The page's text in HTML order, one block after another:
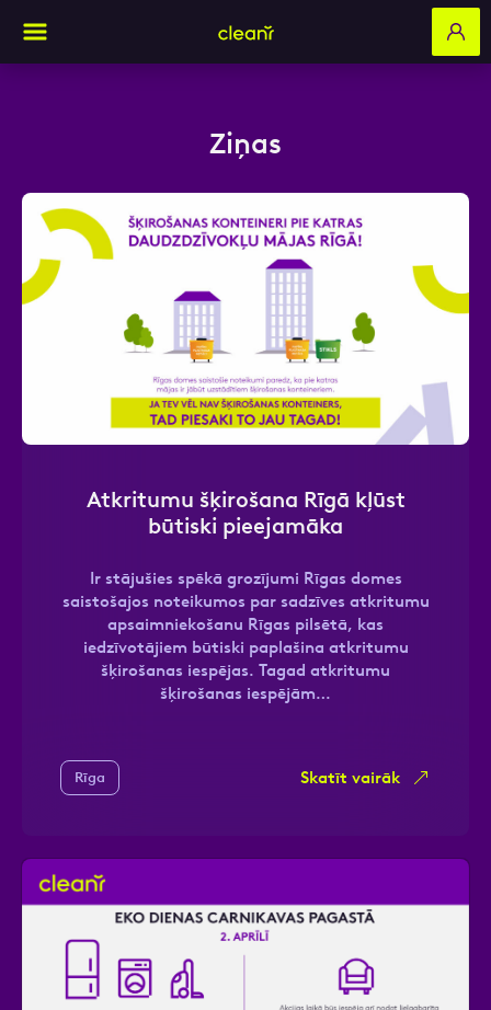
Ziņas
Atkritumu šķirošana Rīgā kļūst
būtiski pieejamāka
Ir stājušies spēkā grozījumi Rīgas domes
saistošajos noteikumos par sadzīves atkritumu
apsaimniekošanu Rīgas pilsētā, kas
iedzīvotājiem būtiski paplašina atkritumu
šķirošanas iespējas. Tagad atkritumu
šķirošanas iespējām…
Rīga Skatīt vairāk
Aizpildi pieteikuma formu un mēs ar tevi
Vārds, Uzvārds
Atzīmējiet, ka piekrītat personas datu